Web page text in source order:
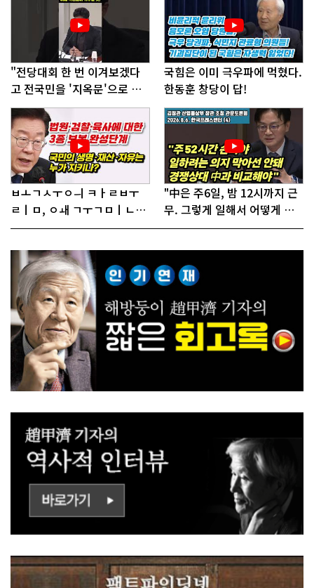
"전당대회 한 번 이겨보겠다
고 전국민을 '지옥문'으로 밀
어!"
국힘은 이미 극우파에 먹혔다.
한동훈 창당이 답!
ㅂㅗㄱㅅㅜㅇㅢ ㅋㅏㄹㅂㅜ
ㄹㅣㅁ, ㅇㅙ ㄱㅜㄱㅁㅣㄴㄷ
ㅡㄹㅇㅣ ㄷㅏㅇㅎㅐㅇㅑ ㅎ
"中은 주6일, 밤 12시까지 근
무. 그렇게 일해서 어떻게 경
쟁하냐 반문하더라"